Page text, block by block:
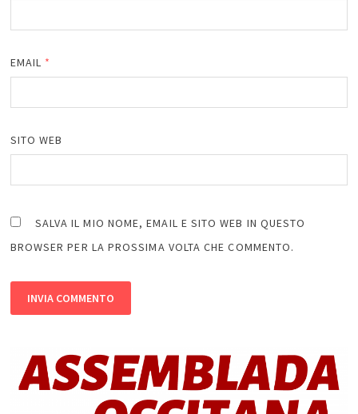
EMAIL *
SITO WEB
SALVA IL MIO NOME, EMAIL E SITO WEB IN QUESTO
BROWSER PER LA PROSSIMA VOLTA CHE COMMENTO.